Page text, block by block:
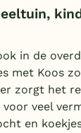
in de
met Koos
zorgt het
veel
en